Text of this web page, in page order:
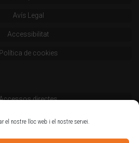
el nostre lloc web i el nostre servei.
Avís Legal
Accessibilitat
Política de cookies
directes
Codi deontològic
Estatuts